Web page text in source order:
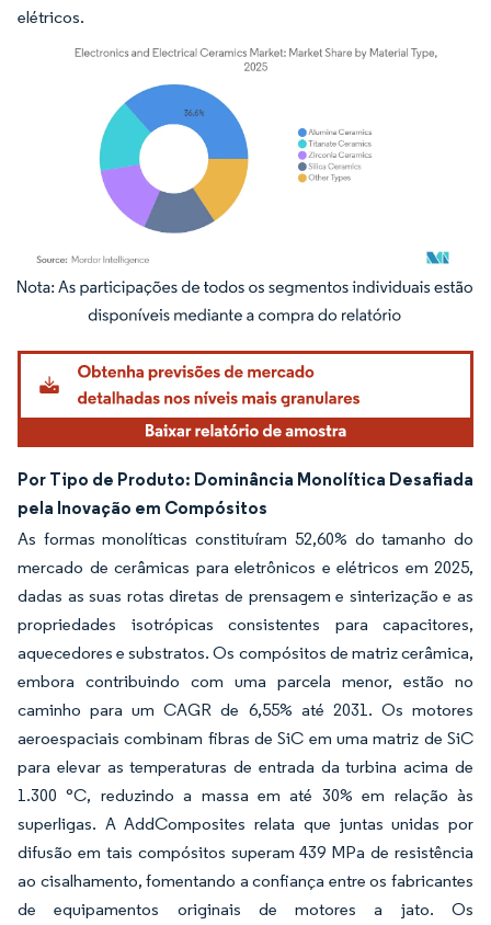
elétricos.
Imagem © Mordor Intelligence. O reuso requer atribuição conforme CC BY 4.0.
Por Tipo de Produto: Dominância Monolítica Desafiada
pela Inovação em Compósitos
As formas monolíticas constituíram 52,60% do tamanho do
mercado de cerâmicas para eletrônicos e elétricos em 2025,
dadas as suas rotas diretas de prensagem e sinterização e as
propriedades isotrópicas consistentes para capacitores,
aquecedores e substratos. Os compósitos de matriz cerâmica,
embora contribuindo com uma parcela menor, estão no
caminho para um CAGR de 6,55% até 2031. Os motores
aeroespaciais combinam fibras de SiC em uma matriz de SiC
para elevar as temperaturas de entrada da turbina acima de
1.300 °C, reduzindo a massa em até 30% em relação às
superligas. A AddComposites relata que juntas unidas por
difusão em tais compósitos superam 439 MPa de resistência
ao cisalhamento, fomentando a confiança entre os fabricantes
de equipamentos originais de motores a jato. Os